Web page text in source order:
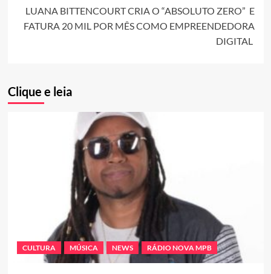
LUANA BITTENCOURT CRIA O “ABSOLUTO ZERO” E
FATURA 20 MIL POR MÊS COMO EMPREENDEDORA
DIGITAL
Clique e leia
CULTURA MÚSICA NEWS RÁDIO NOVA MPB